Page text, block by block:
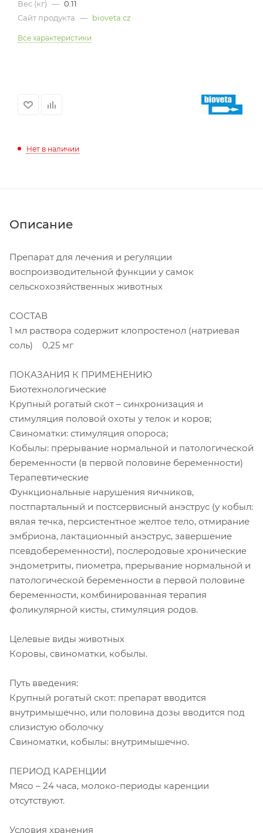
Вес (кг) — 0.11
Сайт продукта — bioveta.cz
Все характеристики
Нет в наличии
Описание
Препарат для лечения и регуляции
воспроизводительной функции у самок
сельскохозяйственных животных
СОСТАВ
1 мл раствора содержит клопростенол (натриевая
соль) 0,25 мг
ПОКАЗАНИЯ К ПРИМЕНЕНИЮ
Биотехнологические
Крупный рогатый скот – синхронизация и
стимуляция половой охоты у телок и коров;
Свиноматки: стимуляция опороса;
Кобылы: прерывание нормальной и патологической
беременности (в первой половине беременности)
Терапевтические
Функциональные нарушения яичников,
постпартальный и постсервисный анэструс (у кобыл:
вялая течка, персистентное желтое тело, отмирание
эмбриона, лактационный анэструс, завершение
псевдобеременности), послеродовые хронические
эндометриты, пиометра, прерывание нормальной и
патологической беременности в первой половине
беременности, комбинированная терапия
фоликулярной кисты, стимуляция родов.
Целевые виды животных
Коровы, свиноматки, кобылы.
Путь введения:
Крупный рогатый скот: препарат вводится
внутримышечно, или половина дозы вводится под
слизистую оболочку
Свиноматки, кобылы: внутримышечно.
ПЕРИОД КАРЕНЦИИ
Мясо – 24 часа, молоко-периоды каренции
отсутствуют.
Условия хранения